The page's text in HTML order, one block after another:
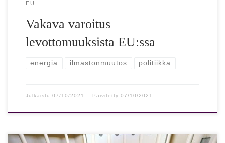
EU
Vakava varoitus
levottomuuksista EU:ssa
energia ilmastonmuutos politiikka
Julkaistu 07/10/2021 Päivitetty 07/10/2021